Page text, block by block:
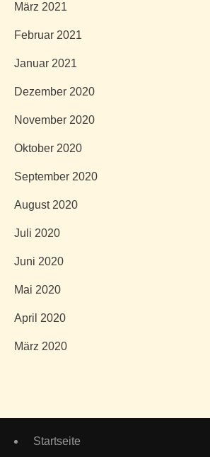
März 2021
Februar 2021
Januar 2021
Dezember 2020
November 2020
Oktober 2020
September 2020
August 2020
Juli 2020
Juni 2020
Mai 2020
April 2020
März 2020
Startseite